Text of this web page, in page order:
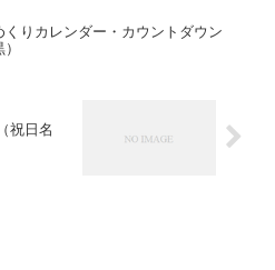
くりカレンダー・カウントダウン
）
祝日名